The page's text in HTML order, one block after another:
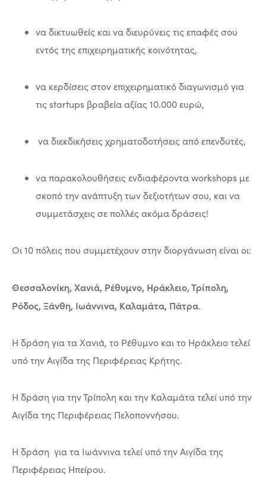
να δικτυωθείς και να διευρύνεις τις επαφές σου
εντός της επιχειρηματικής κοινότητας,
να κερδίσεις στον επιχειρηματικό διαγωνισμό για
τις startups βραβεία αξίας 10.000 ευρώ,
να διεκδικήσεις χρηματοδοτήσεις από επενδυτές,
να παρακολουθήσεις ενδιαφέροντα workshops με
σκοπό την ανάπτυξη των δεξιοτήτων σου, και να
συμμετάσχεις σε πολλές ακόμα δράσεις!
Οι 10 πόλεις που συμμετέχουν στην διοργάνωση είναι οι:
Θεσσαλονίκη, Χανιά, Ρέθυμνο, Ηράκλειο, Τρίπολη,
Ρόδος, Ξάνθη, Ιωάννινα, Καλαμάτα, Πάτρα.
Η δράση για τα Χανιά, το Ρέθυμνο και το Ηράκλειο τελεί
υπό την Αιγίδα της Περιφέρειας Κρήτης.
Η δράση για την Τρίπολη και την Καλαμάτα τελεί υπό την
Αιγίδα της Περιφέρειας Πελοποννήσου.
Η δράση για τα Ιωάννινα τελεί υπό την Αιγίδα της
Περιφέρειας Ηπείρου.